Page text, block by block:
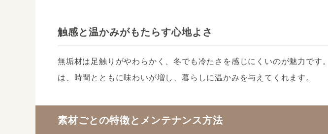
触感と温かみがもたらす心地よさ
無垢材は足触りがやわらかく、冬でも冷たさを感じにくいのが魅力です
は、時間とともに味わいが増し、暮らしに温かみを与えてくれます。
素材ごとの特徴とメンテナンス方法